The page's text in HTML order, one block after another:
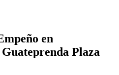
en
Plaza